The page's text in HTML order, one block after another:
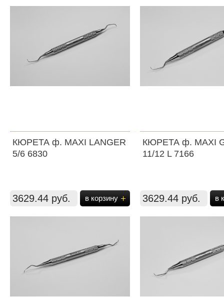
КЮРЕТА ф. MAXI LANGER
5/6 6830
3629.44 руб. в корзину
КЮРЕТА ф. MAXI
11/12 L 7166
3629.44 руб. в